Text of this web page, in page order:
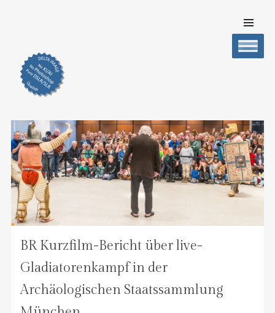
CONTENT
BR Kurzfilm-Bericht über live-
Gladiatorenkampf in der
Archäologischen Staatssammlung